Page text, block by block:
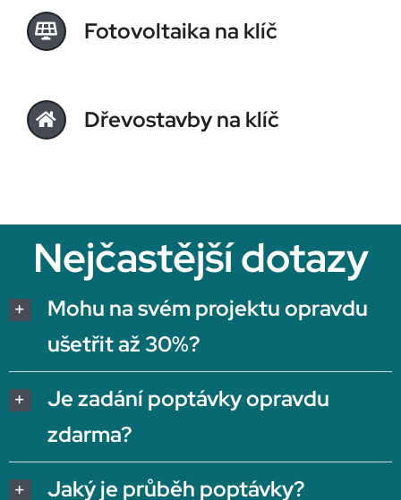
Fotovoltaika na klíč
Dřevostavby na klíč
Nejčastější dotazy
Mohu na svém projektu opravdu
ušetřit až 30%?
Je zadání poptávky opravdu
zdarma?
Jaký je průběh poptávky?